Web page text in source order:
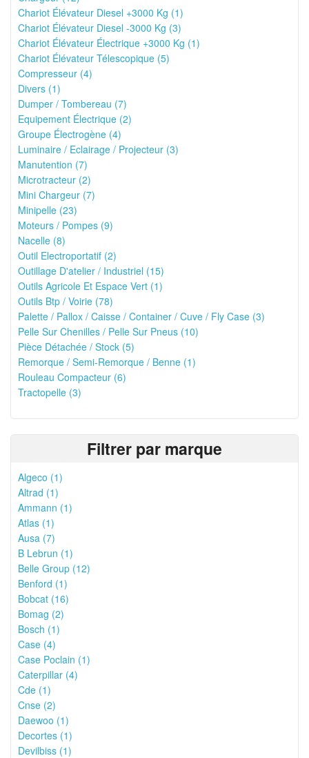
Chariot Élévateur Diesel +3000 Kg (1)
Chariot Élévateur Diesel -3000 Kg (3)
Chariot Élévateur Électrique +3000 Kg (1)
Chariot Élévateur Télescopique (5)
Compresseur (4)
Divers (1)
Dumper / Tombereau (7)
Equipement Électrique (2)
Groupe Électrogène (4)
Luminaire / Eclairage / Projecteur (3)
Manutention (7)
Microtracteur (2)
Mini Chargeur (7)
Minipelle (23)
Moteurs / Pompes (9)
Nacelle (8)
Outil Electroportatif (2)
Outillage D'atelier / Industriel (15)
Outils Agricole Et Espace Vert (1)
Outils Btp / Voirie (78)
Palette / Pallox / Caisse / Container / Cuve / Fly Case (3)
Pelle Sur Chenilles / Pelle Sur Pneus (10)
Pièce Détachée / Stock (5)
Remorque / Semi-Remorque / Benne (1)
Rouleau Compacteur (6)
Tractopelle (3)
Filtrer par marque
Algeco (1)
Altrad (1)
Ammann (1)
Atlas (1)
Ausa (7)
B Lebrun (1)
Belle Group (12)
Benford (1)
Bobcat (16)
Bomag (2)
Bosch (1)
Case (4)
Case Poclain (1)
Caterpillar (4)
Cde (1)
Cnse (2)
Daewoo (1)
Decortes (1)
Devilbiss (1)